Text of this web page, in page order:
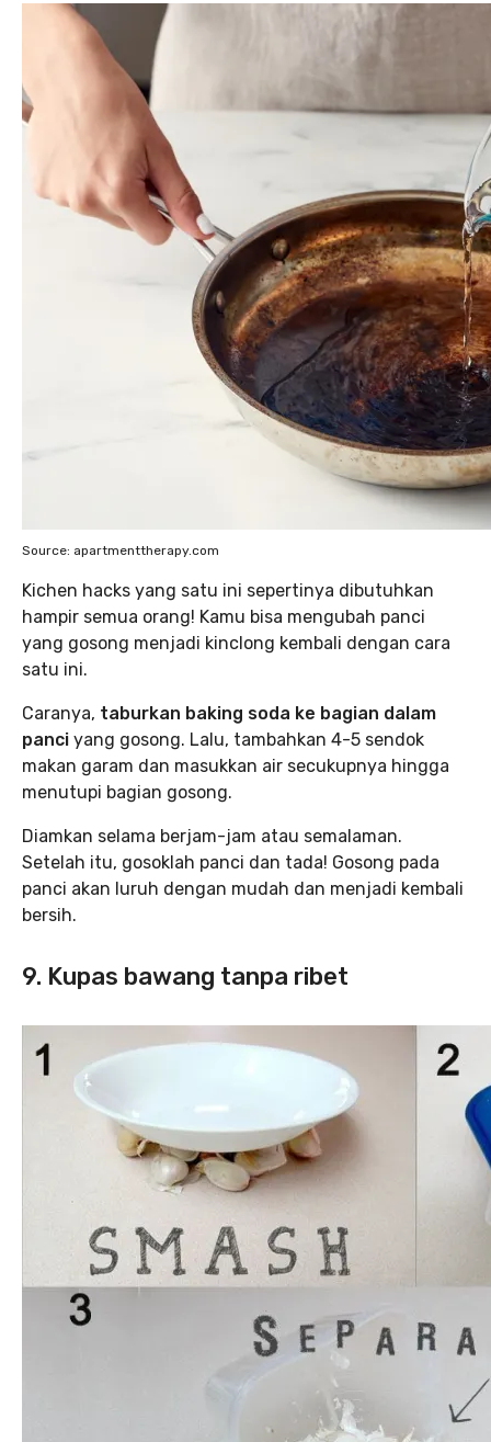
Source: apartmenttherapy.com
Kichen hacks yang satu ini sepertinya dibutuhkan
hampir semua orang! Kamu bisa mengubah panci
yang gosong menjadi kinclong kembali dengan cara
satu ini.
Caranya, taburkan baking soda ke bagian dalam
panci yang gosong. Lalu, tambahkan 4-5 sendok
makan garam dan masukkan air secukupnya hingga
menutupi bagian gosong.
Diamkan selama berjam-jam atau semalaman.
Setelah itu, gosoklah panci dan tada! Gosong pada
panci akan luruh dengan mudah dan menjadi kembali
bersih.
9. Kupas bawang tanpa ribet